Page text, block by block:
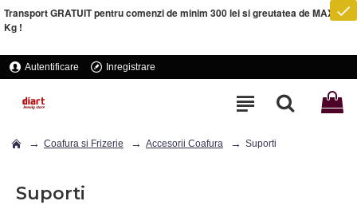
Transport GRATUIT pentru comenzi de minim 300 lei si greutatea de MAXIM 5
Kg !
Autentificare Inregistrare
Coafura si Frizerie Accesorii Coafura Suporti
Suporti